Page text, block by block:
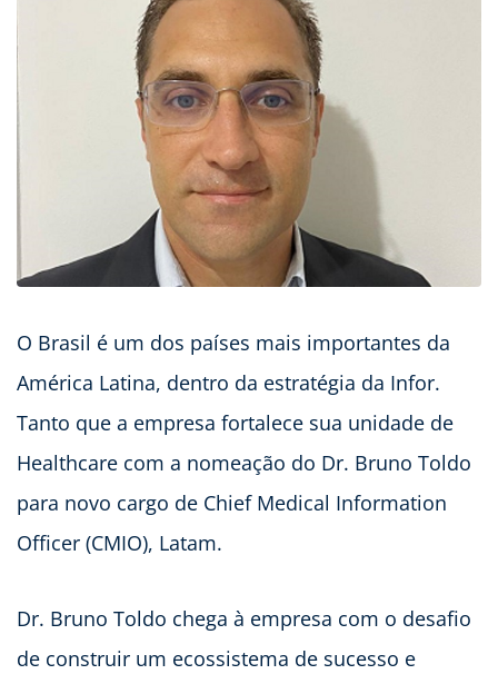
O Brasil é um dos países mais importantes da
América Latina, dentro da estratégia da Infor.
Tanto que a empresa fortalece sua unidade de
Healthcare com a nomeação do Dr. Bruno Toldo
para novo cargo de Chief Medical Information
Officer (CMIO), Latam.
Dr. Bruno Toldo chega à empresa com o desafio
de construir um ecossistema de sucesso e